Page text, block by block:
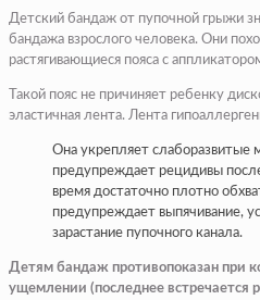
Детский бандаж от пупочной грыжи
бандажа взрослого человека. Они
растягивающиеся пояса с
Такой пояс не причиняет ребенку
эластичная лента. Лента
Она укрепляет слаборазвитые
предупреждает рецидивы
время достаточно плотно
предупреждает выпячивание,
зарастание пупочного канала.
Детям бандаж противопоказан при
ущемлении (последнее встречается